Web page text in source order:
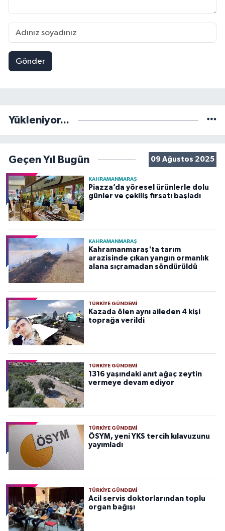
Gönder
Yükleniyor...
Geçen Yıl Bugün 09 Ağustos 2025
KAHRAMANMARAŞ
Piazza’da yöresel ürünlerle dolu
günler ve çekiliş fırsatı başladı
KAHRAMANMARAŞ
Kahramanmaraş'ta tarım
arazisinde çıkan yangın ormanlık
alana sıçramadan söndürüldü
TÜRKIYE GÜNDEMI
Kazada ölen aynı aileden 4 kişi
toprağa verildi
TÜRKIYE GÜNDEMI
1316 yaşındaki anıt ağaç zeytin
vermeye devam ediyor
TÜRKIYE GÜNDEMI
ÖSYM, yeni YKS tercih kılavuzunu
yayımladı
TÜRKIYE GÜNDEMI
Acil servis doktorlarından toplu
organ bağışı